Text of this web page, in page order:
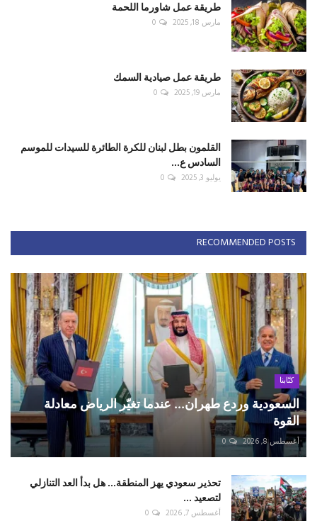
طريقة عمل شاورما اللحمة
مارس 18, 2025 0
طريقة عمل صيادية السمك
مارس 19, 2025 0
القلمون بطل لبنان للكرة الطائرة للسيدات للموسم
السادس ع...
يوليو 3, 2025 0
RECOMMENDED POSTS
كتّابنا
السعودية وردع طهران... عندما تغيّر الرياض معادلة
القوة
أغسطس 8, 2026 0
تحذير سعودي يهز المنطقة... هل بدأ العد التنازلي
لتصعيد ...
أغسطس 7, 2026 0